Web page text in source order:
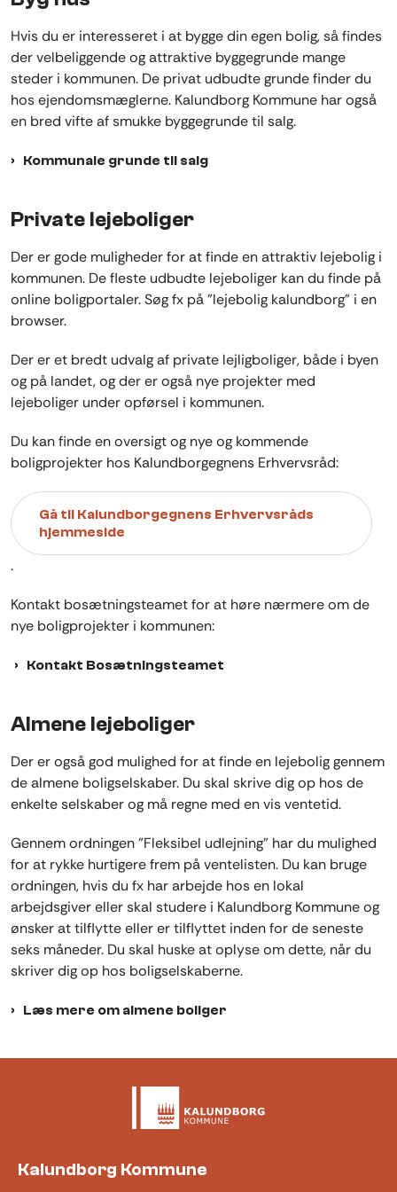
Hvis du er interesseret i at bygge din egen bolig, så findes
der velbeliggende og attraktive byggegrunde mange
steder i kommunen. De privat udbudte grunde finder du
hos ejendomsmæglerne. Kalundborg Kommune har også
en bred vifte af smukke byggegrunde til salg.
Kommunale grunde til salg
Private lejeboliger
Der er gode muligheder for at finde en attraktiv lejebolig i
kommunen. De fleste udbudte lejeboliger kan du finde på
online boligportaler. Søg fx på "lejebolig kalundborg" i en
browser.
Der er et bredt udvalg af private lejligboliger, både i byen
og på landet, og der er også nye projekter med
lejeboliger under opførsel i kommunen.
Du kan finde en oversigt og nye og kommende
boligprojekter hos Kalundborgegnens Erhvervsråd:
Gå til Kalundborgegnens Erhvervsråds
hjemmeside
.
Kontakt bosætningsteamet for at høre nærmere om de
nye boligprojekter i kommunen:
Kontakt Bosætningsteamet
Almene lejeboliger
Der er også god mulighed for at finde en lejebolig gennem
de almene boligselskaber. Du skal skrive dig op hos de
enkelte selskaber og må regne med en vis ventetid.
Gennem ordningen ”Fleksibel udlejning” har du mulighed
for at rykke hurtigere frem på ventelisten. Du kan bruge
ordningen, hvis du fx har arbejde hos en lokal
arbejdsgiver eller skal studere i Kalundborg Kommune og
ønsker at tilflytte eller er tilflyttet inden for de seneste
seks måneder. Du skal huske at oplyse om dette, når du
skriver dig op hos boligselskaberne.
Læs mere om almene boliger
Kalundborg Kommune